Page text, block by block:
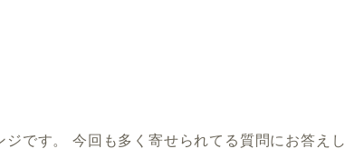
です。 今回も多く寄せられてる質問にお答えし